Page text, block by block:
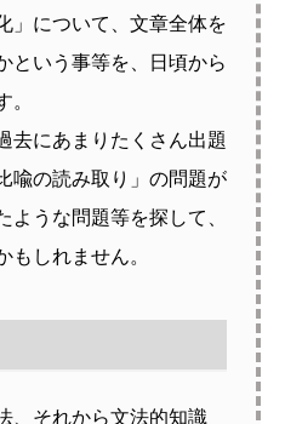
」について、文章全体を
という事等を、日頃から
。
去にあまりたくさん出題
喩の読み取り」の問題が
ような問題等を探して、
もしれません。
、それから文法的知識